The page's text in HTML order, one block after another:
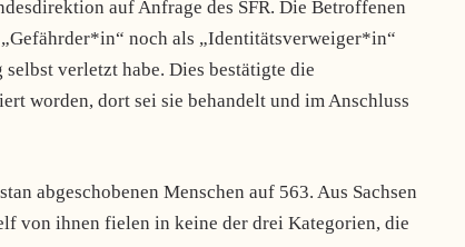
auf Anfrage des SFR. Die Betroffenen
noch als „Identitätsverweiger*in“
verletzt habe. Dies bestätigte die
worden, dort sei sie behandelt und im Anschluss
abgeschobenen Menschen auf 563. Aus Sachsen
von ihnen fielen in keine der drei Kategorien, die